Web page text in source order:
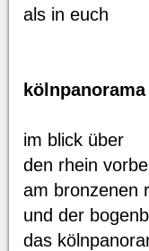
als in euch
kölnpanorama
im blick über
den rhein
am bronzenen
und der
das